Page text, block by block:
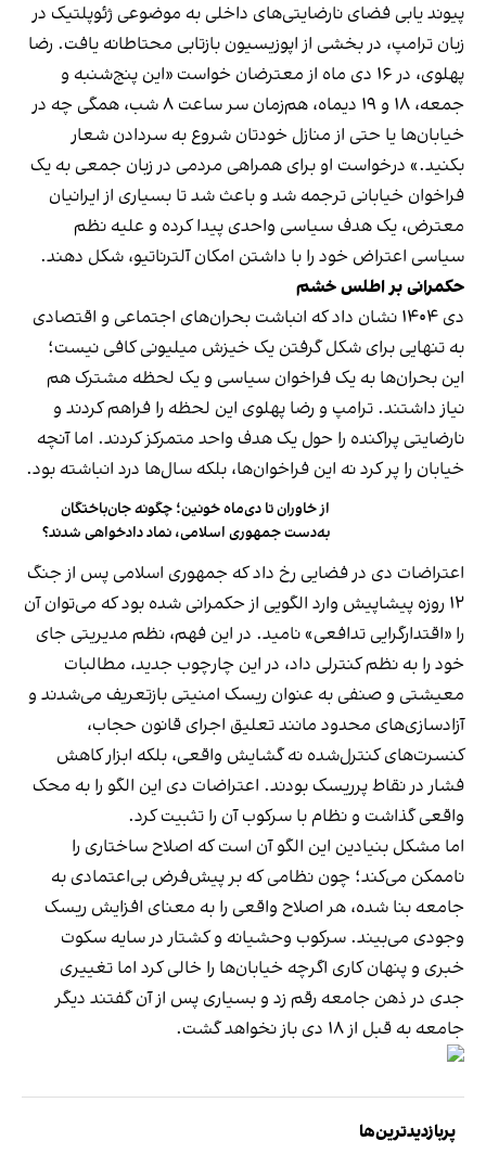
پیوند یابی فضای نارضایتی‌های داخلی به موضوعی ژئوپلتیک در
زبان ترامپ، در بخشی از اپوزیسیون بازتابی محتاطانه یافت. رضا
پهلوی، در ۱۶ دی ماه از معترضان خواست «این پنج‌شنبه و
جمعه، ۱۸ و ۱۹ دیماه، هم‌زمان سر ساعت ۸ شب، همگی چه در
خیابان‌ها یا حتی از منازل خودتان شروع به سردادن شعار
بکنید.» درخواست او برای همراهی مردمی در زبان جمعی به یک
فراخوان خیابانی ترجمه شد و باعث شد تا بسیاری از ایرانیان
معترض، یک هدف سیاسی واحدی پیدا کرده و علیه نظم
سیاسی اعتراض خود را با داشتن امکان آلترناتیو، شکل دهند.
حکمرانی بر اطلس خشم
دی ۱۴۰۴ نشان داد که انباشت بحران‌های اجتماعی و اقتصادی
به تنهایی برای شکل گرفتن یک خیزش میلیونی کافی نیست؛
این بحران‌ها به یک فراخوان سیاسی و یک لحظه مشترک هم
نیاز داشتند. ترامپ و رضا پهلوی این لحظه را فراهم کردند و
نارضایتی پراکنده را حول یک هدف واحد متمرکز کردند. اما آنچه
خیابان را پر کرد نه این فراخوان‌ها، بلکه سال‌ها درد انباشته بود.
از خاوران تا دی‌ماه خونین؛ چگونه جان‌باختگان
به‌دست جمهوری اسلامی، نماد دادخواهی شدند؟
اعتراضات دی در فضایی رخ داد که جمهوری اسلامی پس از جنگ
۱۲ روزه پیشاپیش وارد الگویی از حکمرانی شده بود که می‌توان آن
را «اقتدارگرایی تدافعی» نامید. در این فهم، نظم مدیریتی جای
خود را به نظم کنترلی داد، در این چارچوب جدید، مطالبات
معیشتی و صنفی به عنوان ریسک امنیتی بازتعریف می‌شدند و
آزادسازی‌های محدود مانند تعلیق اجرای قانون حجاب،
کنسرت‌های کنترل‌شده نه گشایش واقعی، بلکه ابزار کاهش
فشار در نقاط پرریسک بودند. اعتراضات دی این الگو را به محک
واقعی گذاشت و نظام با سرکوب آن را تثبیت کرد.
اما مشکل بنیادین این الگو آن است که اصلاح ساختاری را
ناممکن می‌کند؛ چون نظامی که بر پیش‌فرض بی‌اعتمادی به
جامعه بنا شده، هر اصلاح واقعی را به معنای افزایش ریسک
وجودی می‌بیند. سرکوب وحشیانه و کشتار در سایه سکوت
خبری و پنهان کاری اگرچه خیابان‌ها را خالی کرد اما تغییری
جدی در ذهن جامعه رقم زد و بسیاری پس از آن گفتند دیگر
جامعه به قبل از ۱۸ دی باز نخواهد گشت.
پربازدیدترین‌ها